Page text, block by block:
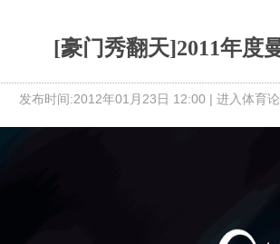
[豪门秀翻天]2011年度
发布时间:2012年01月23日 12:00 | 进入体育